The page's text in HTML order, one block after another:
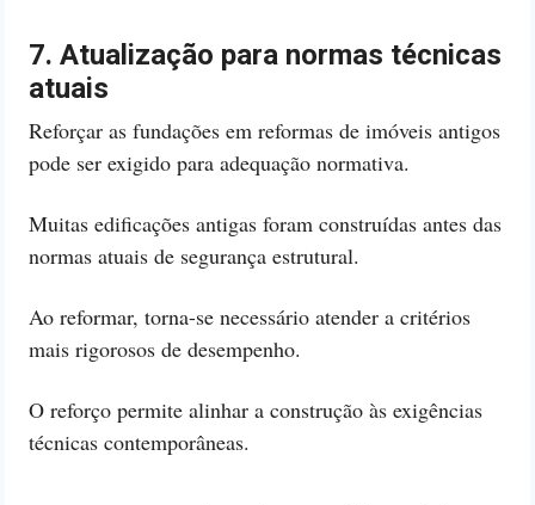
7. Atualização para normas técnicas
atuais
Reforçar as fundações em reformas de imóveis antigos
pode ser exigido para adequação normativa.
Muitas edificações antigas foram construídas antes das
normas atuais de segurança estrutural.
Ao reformar, torna-se necessário atender a critérios
mais rigorosos de desempenho.
O reforço permite alinhar a construção às exigências
técnicas contemporâneas.